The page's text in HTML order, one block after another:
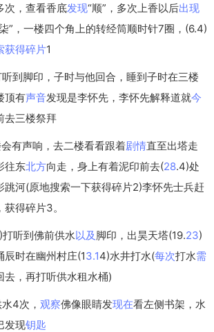
次，查看香底发现“顺”，多次上香以后出现
”，一楼四个角上的转经筒顺时针7圈，(6.4)
获得碎片1
到脚印，子时与他回合，睡到子时在三楼
顶有声音发现是李怀先，李怀先解释道就今
去三楼祭拜
会有声响，去二楼看看跟着剧情直至出塔走
往东北方向走，身上有着泥印前去(28.4)处
跳河(原地搜索一下获得碎片2)李怀先士兵赶
获得碎片3。
)打听到佛前供水以及 脚印，出昊天塔(19.23)
时在幽州村庄(13.14)水井打水(每次打水需
去，再打听供水租水桶)
4次， 观察佛像眼睛发现在看左侧书架，水
发现钥匙